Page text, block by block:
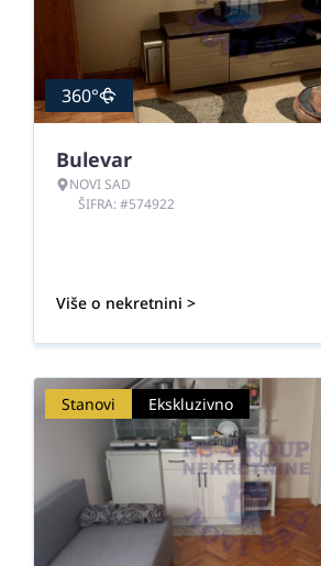
360°
Bulevar
NOVI SAD
ŠIFRA: #574922
Više o nekretnini >
Stanovi Ekskluzivno